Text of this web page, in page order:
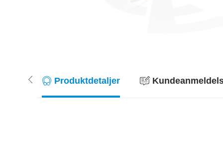
Produktdetaljer